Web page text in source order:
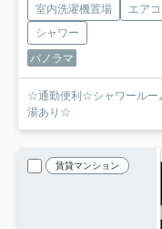
室内洗濯機置場 エア
シャワー
パノラマ
☆通勤便利☆シャワール
湯あり☆
賃貸マンション